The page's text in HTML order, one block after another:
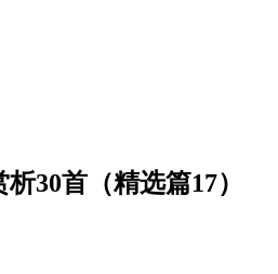
30首（精选篇17）